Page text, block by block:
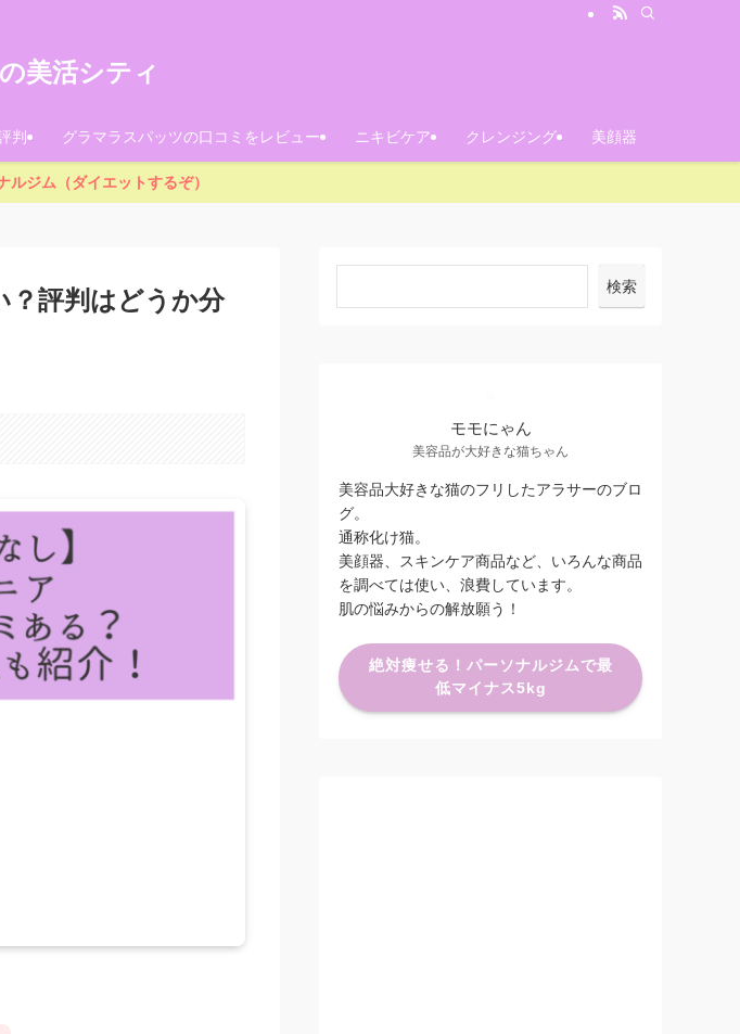
美活シティ
判 グラマラスパッツの口コミをレビュー ニキビケア クレンジング 美顔器
ジム（ダイエットするぞ）
？評判はどうか分
検索
モモにゃん
美容品が大好きな猫ちゃん
美容品大好きな猫のフリしたアラサーのブロ
グ。
通称化け猫。
美顔器、スキンケア商品など、いろんな商品
を調べては使い、浪費しています。
肌の悩みからの解放願う！
絶対痩せる！パーソナルジムで最
低マイナス5kg